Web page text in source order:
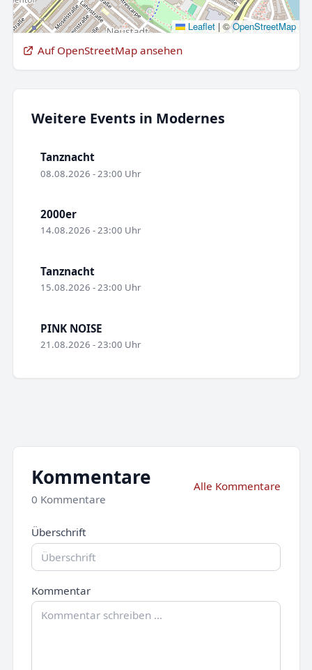
Leaflet |©OpenStreetMap
Auf OpenStreetMap ansehen
Weitere Events in Modernes
Tanznacht
08.08.2026 - 23:00 Uhr
2000er
14.08.2026 - 23:00 Uhr
Tanznacht
15.08.2026 - 23:00 Uhr
PINK NOISE
21.08.2026 - 23:00 Uhr
Kommentare
0 Kommentare
Alle Kommentare
Überschrift
Kommentar